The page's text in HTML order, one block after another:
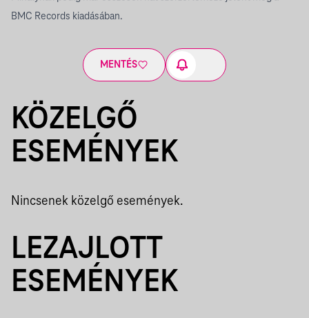
BMC Records kiadásában.
MENTÉS
KÖZELGŐ
ESEMÉNYEK
Nincsenek közelgő események.
LEZAJLOTT
ESEMÉNYEK